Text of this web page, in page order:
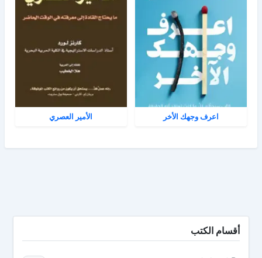
اعرف وجهك الأخر الأمير العصري
أقسام الكتب